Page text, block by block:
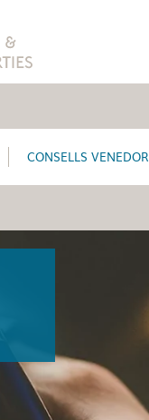
CONSELLS VENEDOR